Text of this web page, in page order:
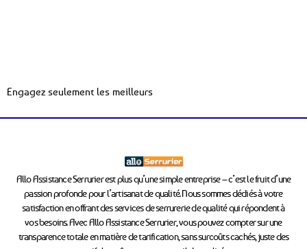
Engagez seulement les meilleurs
Allo Assistance Serrurier est plus qu’une simple entreprise – c’est le fruit d’une
passion profonde pour l’artisanat de qualité. Nous sommes dédiés à votre
satisfaction en offrant des services de serrurerie de qualité qui répondent à
vos besoins. Avec Allo Assistance Serrurier, vous pouvez compter sur une
transparence totale en matière de tarification, sans surcoûts cachés, juste des